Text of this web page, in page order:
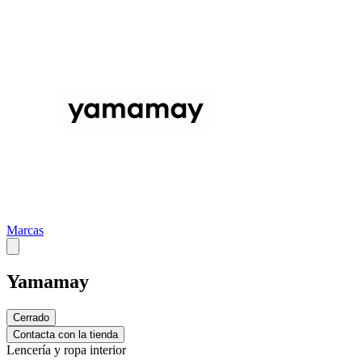
Marcas
Yamamay
Cerrado
Contacta con la tienda
Lencería y ropa interior